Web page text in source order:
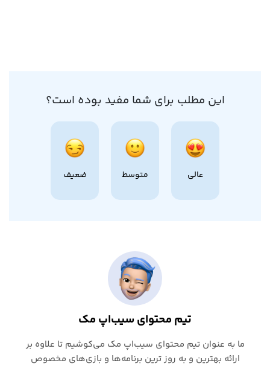
این مطلب برای شما مفید بوده است؟
عالی متوسط ضعیف
تیم محتوای سیب‌اپ مک
ما به عنوان تیم محتوای سیب‌اپ مک می‌کوشیم تا علاوه بر
ارائه بهترین و به روز ترین برنامه‌ها و بازی‌های مخصوص